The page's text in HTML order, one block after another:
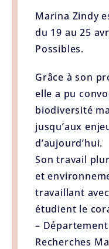
Marina Zindy
du 19 au 25
Possibles.
Grâce à son
elle a pu
biodiversité
jusqu’aux
d’aujourd’hui.
Son travail
et
travaillant
étudient le
–
Recherches